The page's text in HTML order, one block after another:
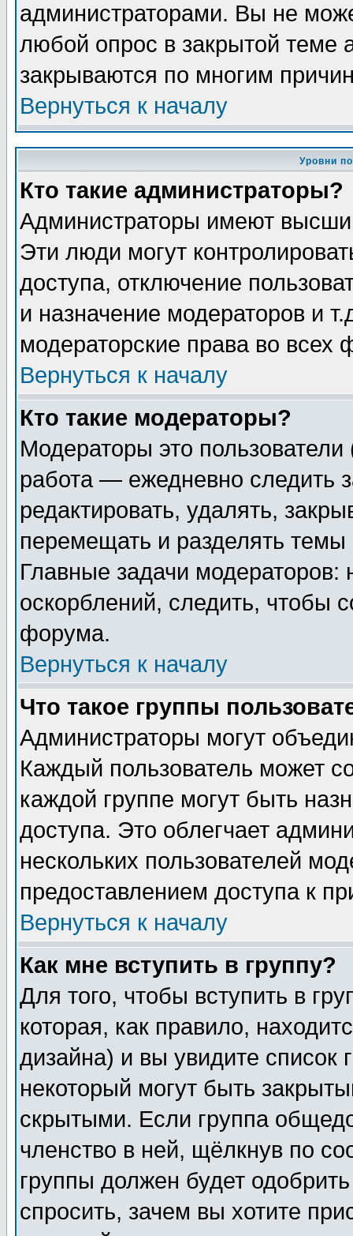
администраторами. Вы не
любой опрос в закрытой теме
закрываются по многим
Вернуться к началу
Уровни
Кто такие администраторы?
Администраторы имеют
Эти люди могут
доступа, отключение
и назначение модераторов и
модераторские права во всех
Вернуться к началу
Кто такие модераторы?
Модераторы это
работа — ежедневно следить
редактировать, удалять,
перемещать и разделять
Главные задачи
оскорблений, следить, чтобы
форума.
Вернуться к началу
Что такое группы
Администраторы могут
Каждый пользователь может
каждой группе могут быть
доступа. Это облегчает
нескольких пользователей
предоставлением доступа к
Вернуться к началу
Как мне вступить в группу?
Для того, чтобы вступить в
которая, как правило,
дизайна) и вы увидите список
некоторый могут быть
скрытыми. Если группа
членство в ней, щёлкнув по
группы должен будет
спросить, зачем вы хотите